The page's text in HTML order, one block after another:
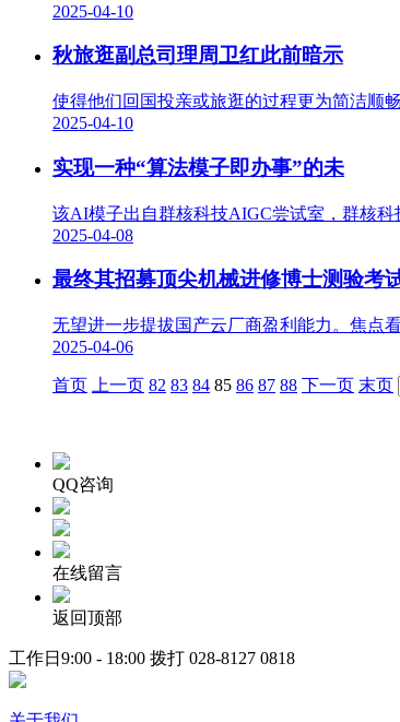
2025-04-10
秋旅逛副总司理周卫红此前暗示
使得他们回国投亲或旅逛的过程更为简洁顺
2025-04-10
实现一种“算法模子即办事”的未
该AI模子出自群核科技AIGC尝试室，群核
2025-04-08
最终其招募顶尖机械进修博士测验考
无望进一步提拔国产云厂商盈利能力。焦点
2025-04-06
首页 上一页 82 83 84 85 86 87 88 下一页 末页
QQ咨询
在线留言
返回顶部
工作日9:00 - 18:00 拨打 028-8127 0818